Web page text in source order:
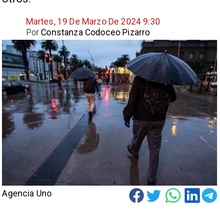
Martes, 19 De Marzo De 2024 9:30
Constanza Codoceo Pizarro
Por
Agencia Uno